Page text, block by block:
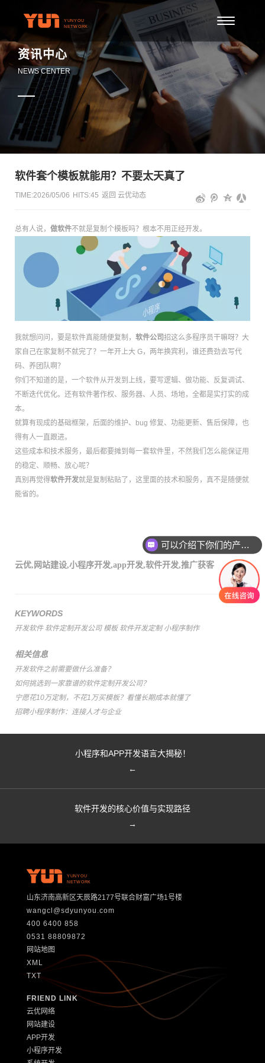
资讯中心
NEWS CENTER
软件套个模板就能用？不要太天真了
TIME:2026/05/06 HITS:45 返回 云优动态
总有人说， 做软件不就是复制个模板吗？根本不用正经开发。
我就想问问，要是软件真能随便复制， 软件公司招这么多程序员干嘛呀？大
家自己在家复制不就完了？一年开上大 G，两年换宾利，谁还费劲去写代
码、养团队啊？
你们不知道的是，一个软件从开发到上线，要写逻辑、做功能、反复调试、
不断迭代优化。还有软件著作权、服务器、人员、场地，全都是实打实的成
本。
就算有现成的基础框架，后面的维护、bug 修复、功能更新、售后保障，也
得有人一直跟进。
这些成本和技术服务，最后都要摊到每一套软件里，不然我们怎么能保证用
的稳定、顺畅、放心呢？
真别再觉得软件开发就是复制粘贴了，这里面的技术和服务，真不是随便就
能省的。
云优, 网站建设,小程序开发,app开发,软件开发,推广获客
KEYWORDS
开发软件 软件定制开发公司 模板 软件开发定制 小程序制作
相关信息
开发软件之前需要做什么准备？
如何挑选到一家靠谱的软件定制开发公司？
宁愿花10万定制，不花1万买模板？看懂长期成本就懂了
招聘小程序制作：连接人才与企业
小程序和APP开发语言大揭秘！
←
软件开发的核心价值与实现路径
→
YUNYOU
NETWORK
山东济南高新区天辰路2177号联合财富广场1号楼
wangcl@sdyunyou.com
400 6400 858
0531 88809872
网站地图
XML
TXT
FRIEND LINK
云优网络
网站建设
APP开发
小程序开发
可以介绍下你们的产品么